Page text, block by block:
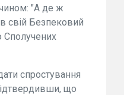
"А де ж
свій Безпековий
Сполучених
спростування
що